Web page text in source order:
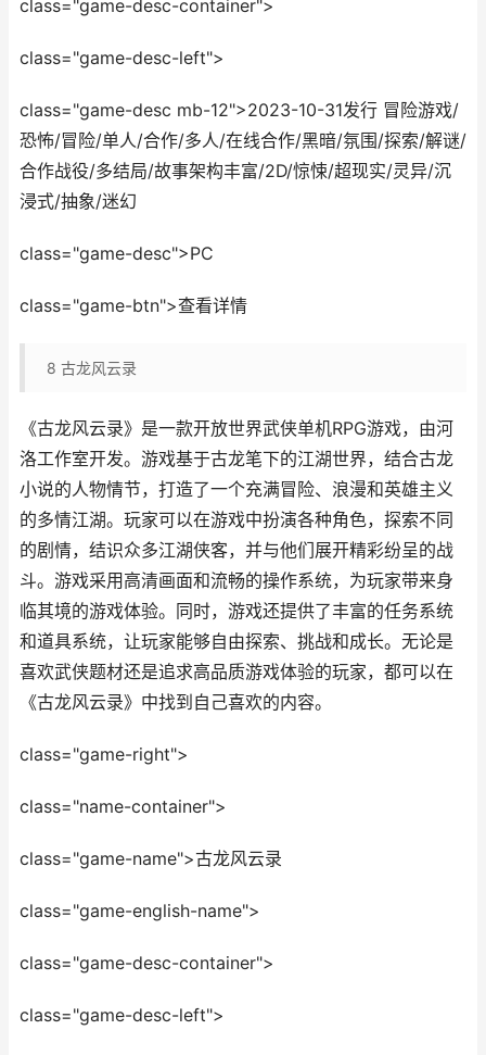
class="game-desc-container">
class="game-desc-left">
class="game-desc mb-12">2023-10-31发行 冒险游戏/
恐怖/冒险/单人/合作/多人/在线合作/黑暗/氛围/探索/解谜/
合作战役/多结局/故事架构丰富/2D/惊悚/超现实/灵异/沉
浸式/抽象/迷幻
class="game-desc">PC
class="game-btn">查看详情
8 古龙风云录
《古龙风云录》是一款开放世界武侠单机RPG游戏，由河
洛工作室开发。游戏基于古龙笔下的江湖世界，结合古龙
小说的人物情节，打造了一个充满冒险、浪漫和英雄主义
的多情江湖。玩家可以在游戏中扮演各种角色，探索不同
的剧情，结识众多江湖侠客，并与他们展开精彩纷呈的战
斗。游戏采用高清画面和流畅的操作系统，为玩家带来身
临其境的游戏体验。同时，游戏还提供了丰富的任务系统
和道具系统，让玩家能够自由探索、挑战和成长。无论是
喜欢武侠题材还是追求高品质游戏体验的玩家，都可以在
《古龙风云录》中找到自己喜欢的内容。
class="game-right">
class="name-container">
class="game-name">古龙风云录
class="game-english-name">
class="game-desc-container">
class="game-desc-left">